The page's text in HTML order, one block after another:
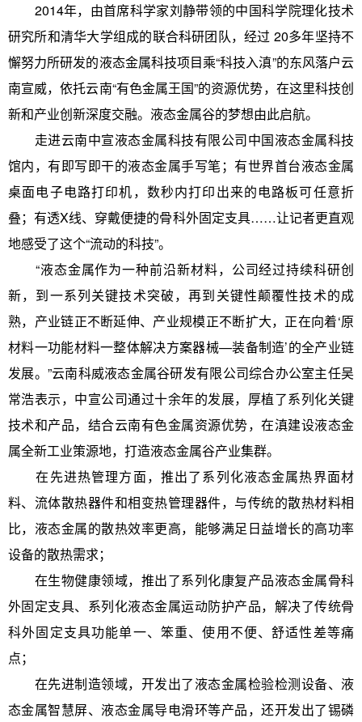
2014年，由首席科学家刘静带领的中国科学院理化技术
研究所和清华大学组成的联合科研团队，经过 20多年坚持不
懈努力所研发的液态金属科技项目乘“科技入滇”的东风落户云
南宣威，依托云南“有色金属王国”的资源优势，在这里科技创
新和产业创新深度交融。液态金属谷的梦想由此启航。
走进云南中宣液态金属科技有限公司中国液态金属科技
馆内，有即写即干的液态金属手写笔；有世界首台液态金属
桌面电子电路打印机，数秒内打印出来的电路板可任意折
叠；有透X线、穿戴便捷的骨科外固定支具……让记者更直观
地感受了这个“流动的科技”。
“液态金属作为一种前沿新材料，公司经过持续科研创
新，到一系列关键技术突破，再到关键性颠覆性技术的成
熟，产业链正不断延伸、产业规模正不断扩大，正在向着‘原
材料一功能材料一整体解决方案器械—装备制造’的全产业链
发展。”云南科威液态金属谷研发有限公司综合办公室主任吴
常浩表示，中宣公司通过十余年的发展，厚植了系列化关键
技术和产品，结合云南有色金属资源优势，在滇建设液态金
属全新工业策源地，打造液态金属谷产业集群。
在先进热管理方面，推出了系列化液态金属热界面材
料、流体散热器件和相变热管理器件，与传统的散热材料相
比，液态金属的散热效率更高，能够满足日益增长的高功率
设备的散热需求；
在生物健康领域，推出了系列化康复产品液态金属骨科
外固定支具、系列化液态金属运动防护产品，解决了传统骨
科外固定支具功能单一、笨重、使用不便、舒适性差等痛
点；
在先进制造领域，开发出了液态金属检验检测设备、液
态金属智慧屏、液态金属导电滑环等产品，还开发出了锡磷